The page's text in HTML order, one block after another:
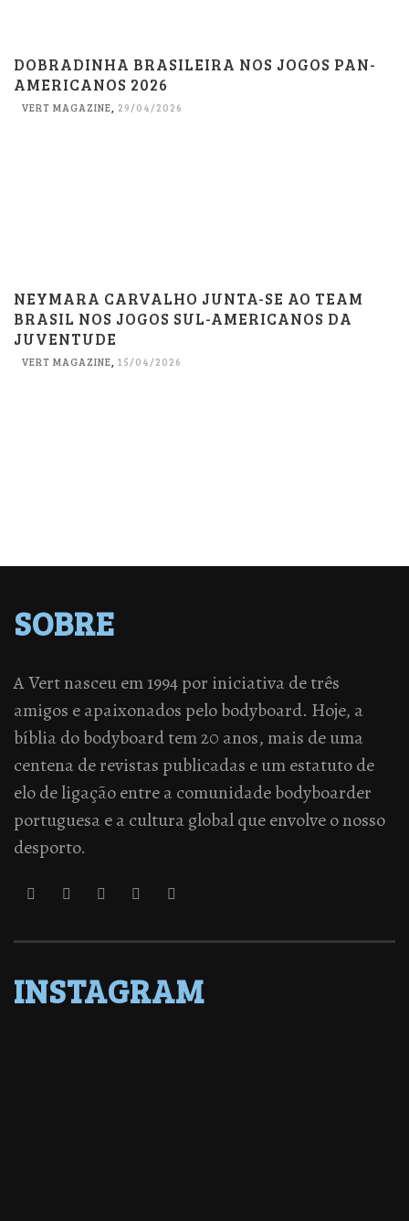
DOBRADINHA BRASILEIRA NOS JOGOS PAN-
AMERICANOS 2026
VERT MAGAZINE, 29/04/2026
NEYMARA CARVALHO JUNTA-SE AO TEAM
BRASIL NOS JOGOS SUL-AMERICANOS DA
JUVENTUDE
VERT MAGAZINE, 15/04/2026
SOBRE
A Vert nasceu em 1994 por iniciativa de três
amigos e apaixonados pelo bodyboard. Hoje, a
bíblia do bodyboard tem 20 anos, mais de uma
centena de revistas publicadas e um estatuto de
elo de ligação entre a comunidade bodyboarder
portuguesa e a cultura global que envolve o nosso
desporto.
INSTAGRAM